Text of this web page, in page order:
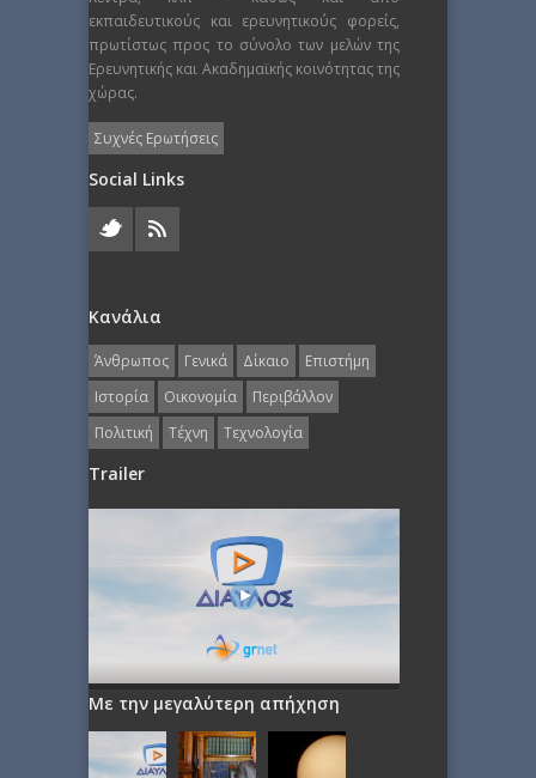
εκπαιδευτικούς και ερευνητικούς φορείς,
πρωτίστως προς το σύνολο των μελών της
Ερευνητικής και Ακαδημαϊκής κοινότητας της
χώρας.
Συχνές Ερωτήσεις
Social Links
Κανάλια
Άνθρωπος Γενικά Δίκαιο
Επιστήμη
Ιστορία
Οικονομία
Περιβάλλον
Πολιτική
Τέχνη Τεχνολογία
Trailer
Με την μεγαλύτερη απήχηση